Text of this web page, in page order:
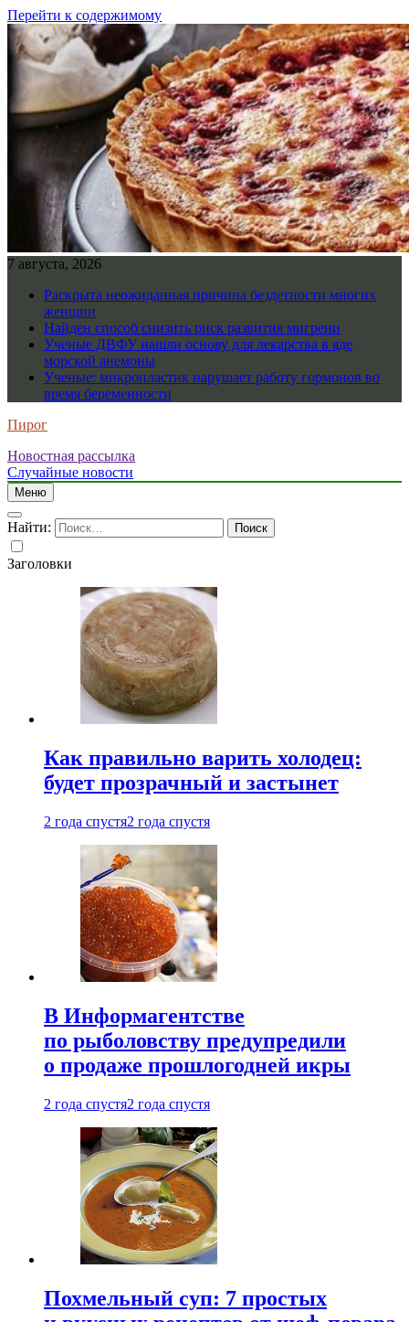
Перейти к содержимому
7 августа, 2026
Раскрыта неожиданная причина бездетности многих
женщин
Найден способ снизить риск развития мигрени
Ученые ДВФУ нашли основу для лекарства в яде
морской анемоны
Ученые: микропластик нарушает работу гормонов во
время беременности
Пирог
Новостная рассылка
Случайные новости
Меню
Найти:
Заголовки
Как правильно варить холодец:
будет прозрачный и застынет
2 года спустя2 года спустя
В Информагентстве
по рыболовству предупредили
о продаже прошлогодней икры
2 года спустя2 года спустя
Похмельный суп: 7 простых